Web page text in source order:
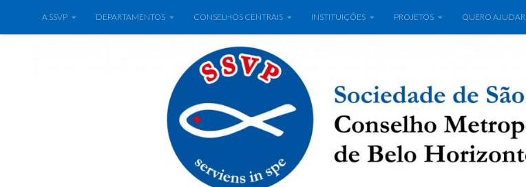
A SSVP DEPARTAMENTOS CONSELHOS CENTRAIS INSTITUIÇÕES PROJETOS QUERO AJUDAR